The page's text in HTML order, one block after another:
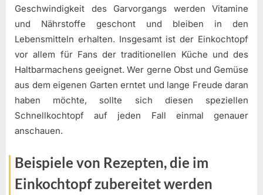
Geschwindigkeit des Garvorgangs werden Vitamine
und Nährstoffe geschont und bleiben in den
Lebensmitteln erhalten. Insgesamt ist der Einkochtopf
vor allem für Fans der traditionellen Küche und des
Haltbarmachens geeignet. Wer gerne Obst und Gemüse
aus dem eigenen Garten erntet und lange Freude daran
haben möchte, sollte sich diesen speziellen
Schnellkochtopf auf jeden Fall einmal genauer
anschauen.
Beispiele von Rezepten, die im
Einkochtopf zubereitet werden